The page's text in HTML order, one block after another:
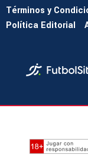
Términos y
Política Editorial